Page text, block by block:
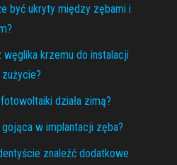
być ukryty między zębami i
węglika krzemu do instalacji
działa zimą?
w implantacji zęba?
znaleźć dodatkowe